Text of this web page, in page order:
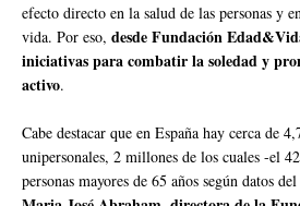
efecto directo en la salud de las personas y
vida. Por eso, desde Fundación
iniciativas para combatir la soledad y
activo.
Cabe destacar que en España hay cerca de
unipersonales, 2 millones de los cuales -el
personas mayores de 65 años según datos